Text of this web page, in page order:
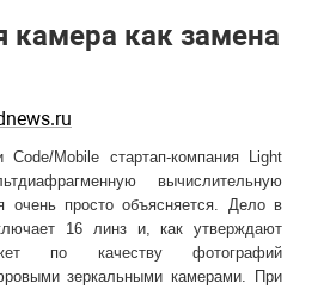
камера как замена
Mobile стартап-компания Light
вычислительную
просто объясняется. Дело в
16 линз и, как утверждают
по качеству фотографий
зеркальными камерами. При